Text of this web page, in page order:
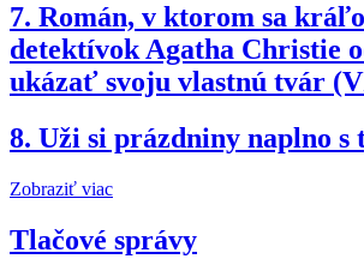
7. Román, v ktorom sa
detektívok Agatha Christie
ukázať svoju vlastnú tvár
8. Uži si prázdniny naplno
Zobraziť viac
Tlačové správy